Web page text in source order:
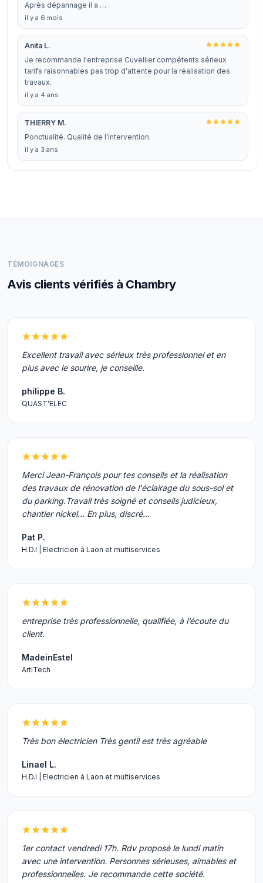
Après dépannage il a …
il y a 6 mois
Anita L.
Je recommande l'entreprise Cuvellier compétents sérieux
tarifs raisonnables pas trop d'attente pour la réalisation des
travaux.
il y a 4 ans
THIERRY M.
Ponctualité. Qualité de l’intervention.
il y a 3 ans
TÉMOIGNAGES
Avis clients vérifiés à Chambry
Excellent travail avec sérieux très professionnel et en
plus avec le sourire, je conseille.
philippe B.
QUAST'ELEC
Merci Jean-François pour tes conseils et la réalisation
des travaux de rénovation de l'éclairage du sous-sol et
du parking.Travail très soigné et conseils judicieux,
chantier nickel... En plus, discré…
Pat P.
H.D.I | Electricien à Laon et multiservices
entreprise très professionnelle, qualifiée, à l’écoute du
client.
MadeinEstel
ArtiTech
Très bon électricien Très gentil est très agréable
Linael L.
H.D.I | Electricien à Laon et multiservices
1er contact vendredi 17h. Rdv proposé le lundi matin
avec une intervention. Personnes sérieuses, aimables et
professionnelles. Je recommande cette société.